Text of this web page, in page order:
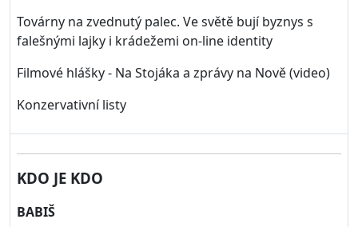
Továrny na zvednutý palec. Ve světě bují byznys s
falešnými lajky i krádežemi on-line identity
Filmové hlášky - Na Stojáka a zprávy na Nově (video)
Konzervativní listy
KDO JE KDO
BABIŠ